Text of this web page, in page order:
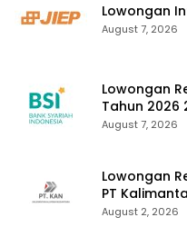
Lowongan
August 7, 2026
Lowongan
Tahun 2026
August 7, 2026
Lowongan
PT
August 2, 2026